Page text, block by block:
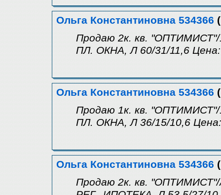
Ольга Константиновна 534366
Продаю 2к. кв.
ПЛ. ОКНА, Л 60/31/11,6
Ольга Константиновна 534366
Продаю 1к. кв.
ПЛ. ОКНА, Л 36/15/10,6
Ольга Константиновна 534366
Продаю 2к. кв.